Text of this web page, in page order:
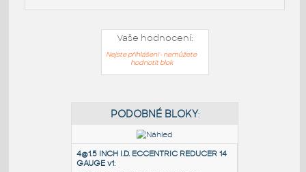
Vaše hodnocení:
Nejste přihlášeni - nemůžete
hodnotit blok